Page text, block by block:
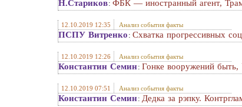
Н.Стариков: ФБК — иностранный агент,
12.10.2019 12:35 Анализ события факты
ПСПУ Витренко : Схватка прогрессивных
12.10.2019 12:26 Анализ события факты
Константин Семин: Гонке вооружений быть,
12.10.2019 07:51 Анализ события факты
Константин Семин: Дедка за рэпку.